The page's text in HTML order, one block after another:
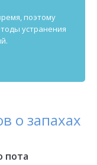
поэтому
устранения
о запахах
пота